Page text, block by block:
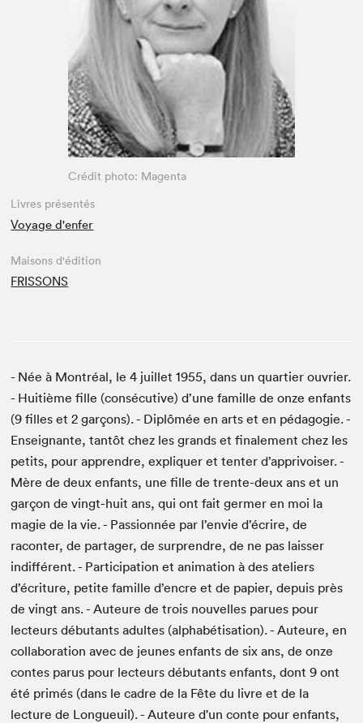
Espace enseignant·e·s
Espace pro
Crédit photo: Magenta
Livres présentés
Voyage d'enfer
Maisons d'édition
FRISSONS
- Née à Montréal, le 4 juillet 1955, dans un quartier ouvrier.
- Huitième fille (consécutive) d’une famille de onze enfants
(9 filles et 2 garçons). - Diplômée en arts et en pédagogie. -
Enseignante, tantôt chez les grands et finalement chez les
petits, pour apprendre, expliquer et tenter d’apprivoiser. -
Mère de deux enfants, une fille de trente-deux ans et un
garçon de vingt-huit ans, qui ont fait germer en moi la
magie de la vie. - Passionnée par l’envie d’écrire, de
raconter, de partager, de surprendre, de ne pas laisser
indifférent. - Participation et animation à des ateliers
d’écriture, petite famille d’encre et de papier, depuis près
de vingt ans. - Auteure de trois nouvelles parues pour
lecteurs débutants adultes (alphabétisation). - Auteure, en
collaboration avec de jeunes enfants de six ans, de onze
contes parus pour lecteurs débutants enfants, dont 9 ont
été primés (dans le cadre de la Fête du livre et de la
lecture de Longueuil). - Auteure d'un conte pour enfants,